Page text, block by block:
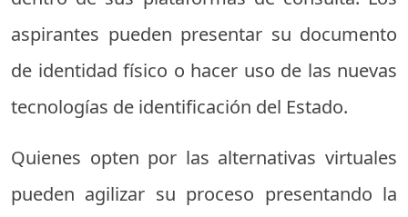
aspirantes pueden presentar su documento
de identidad físico o hacer uso de las nuevas
tecnologías de identificación del Estado.
Quienes opten por las alternativas virtuales
pueden agilizar su proceso presentando la